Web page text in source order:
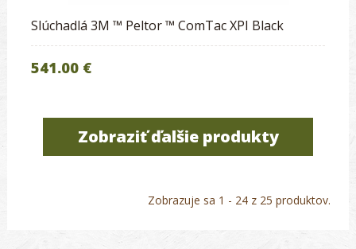
​Slúchadlá 3M ™ Peltor ™ ComTac XPI Black
541.00 €
Zobraziť ďalšie produkty
Zobrazuje sa 1 - 24 z 25 produktov.